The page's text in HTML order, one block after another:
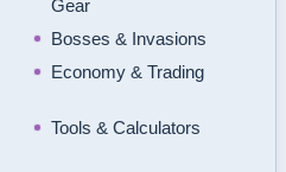
Gear
Bosses & Invasions
Economy & Trading
Tools & Calculators